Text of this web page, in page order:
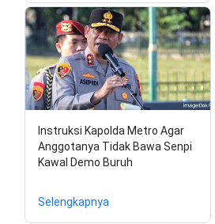
Instruksi Kapolda Metro Agar
Anggotanya Tidak Bawa Senpi
Kawal Demo Buruh
Selengkapnya